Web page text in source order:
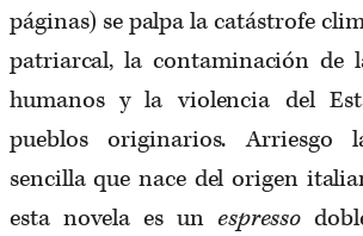
páginas) se palpa la catástrofe
patriarcal, la contaminación de
humanos y la violencia del
pueblos originarios. Arriesgo
sencilla que nace del origen
esta novela es un espresso